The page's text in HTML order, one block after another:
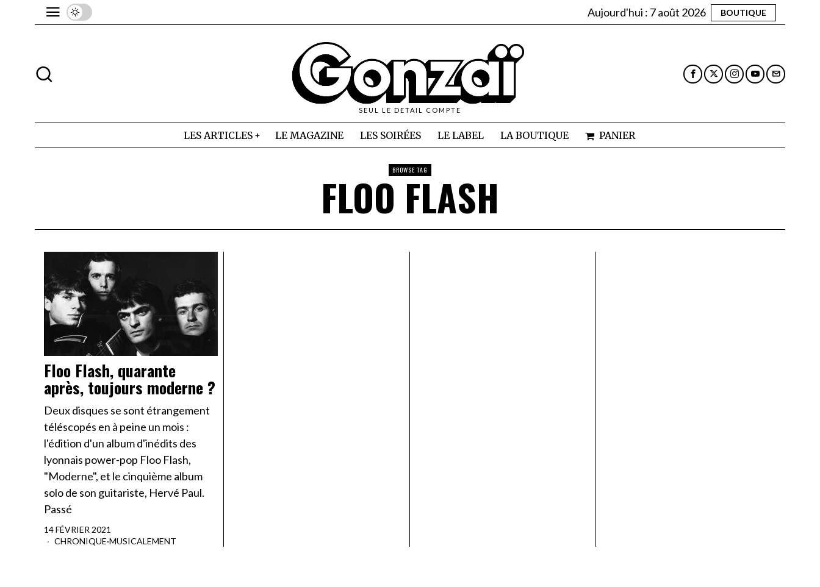
Aujourd'hui : 7 août 2026 BOUTIQUE
SEUL LE DETAIL COMPTE
LES ARTICLES LE MAGAZINE LES SOIRÉES LE LABEL LA BOUTIQUE PANIER
BROWSE TAG
FLOO FLASH
Floo Flash, quarante
après, toujours moderne ?
Deux disques se sont étrangement
téléscopés en à peine un mois :
l'édition d'un album d'inédits des
lyonnais power-pop Floo Flash,
"Moderne", et le cinquième album
solo de son guitariste, Hervé Paul.
Passé
14 FÉVRIER 2021
CHRONIQUE·MUSICALEMENT